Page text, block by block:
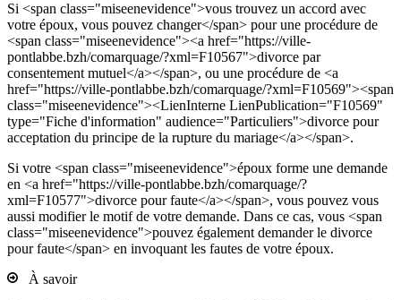
Si <span class="miseenevidence">vous trouvez un accord avec
votre époux, vous pouvez changer</span> pour une procédure de
<span class="miseenevidence"><a href="https://ville-
pontlabbe.bzh/comarquage/?xml=F10567">divorce par
consentement mutuel</a></span>, ou une procédure de <a
href="https://ville-pontlabbe.bzh/comarquage/?xml=F10569"><span
class="miseenevidence"><LienInterne LienPublication="F10569"
type="Fiche d'information" audience="Particuliers">divorce pour
acceptation du principe de la rupture du mariage</a></span>.
Si votre <span class="miseenevidence">époux forme une demande
en <a href="https://ville-pontlabbe.bzh/comarquage/?
xml=F10577">divorce pour faute</a></span>, vous pouvez vous
aussi modifier le motif de votre demande. Dans ce cas, vous <span
class="miseenevidence">pouvez également demander le divorce
pour faute</span> en invoquant les fautes de votre époux.
À savoir